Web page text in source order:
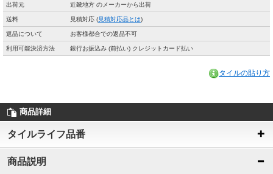
出荷元 近畿地方 のメーカーから出荷
送料 見積対応 (見積対応品とは)
返品について お客様都合での返品不可
利用可能決済方法 銀行お振込み (前払い) クレジットカード払い
タイルの貼り方
商品詳細
タイルライフ品番
商品説明